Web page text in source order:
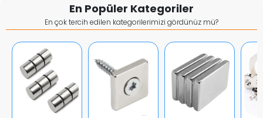
En Popüler Kategoriler
En çok tercih edilen kategorilerimizi gördünüz mü?